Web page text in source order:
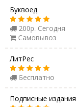
Буквоед
200р. Сегодня
Самовывоз
ЛитРес
Бесплатно
Подписные издания